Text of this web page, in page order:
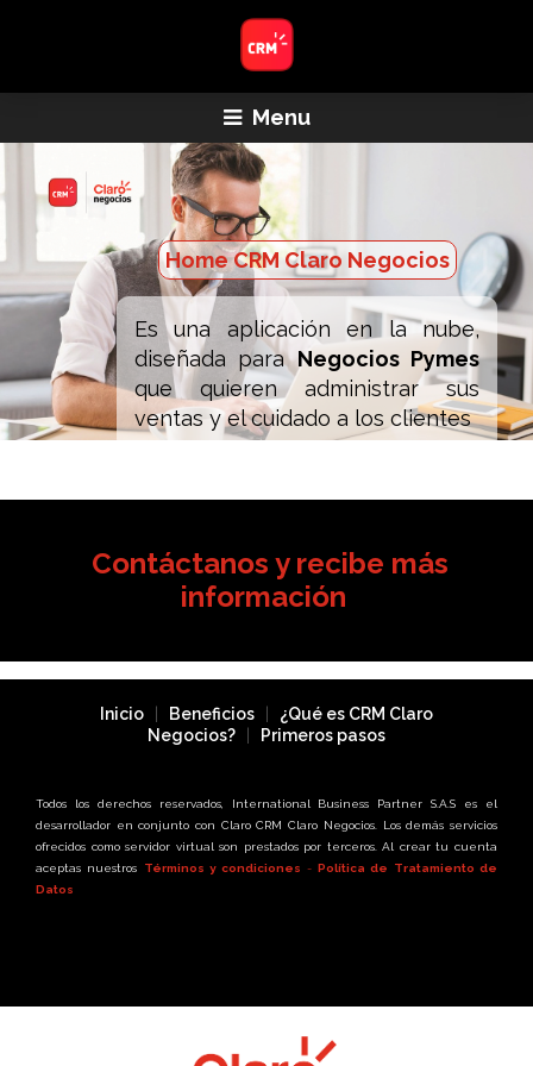
Menu
Home CRM Claro Negocios
Es una aplicación en la nube,
diseñada paraNegocios Pymes
que quieren administrar sus
ventas y el cuidado a los clientes
Contáctanos y recibe más
información
Inicio Beneficios
¿Qué es CRM Claro
Negocios?
Primeros pasos
Todos los derechos reservados, International Business Partner S.A.S es el
desarrollador en conjunto con Claro CRM Claro Negocios. Los demás servicios
ofrecidos como servidor virtual son prestados por terceros. Al crear tu cuenta
aceptas nuestros
Términos y condiciones -Política de Tratamiento de
Datos